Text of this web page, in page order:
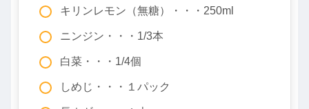
キリンレモン（無糖）・・・250ml
ニンジン・・・1/3本
白菜・・・1/4個
しめじ・・・１パック